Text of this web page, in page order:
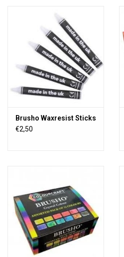
Brusho Waxresist Sticks
€2,50